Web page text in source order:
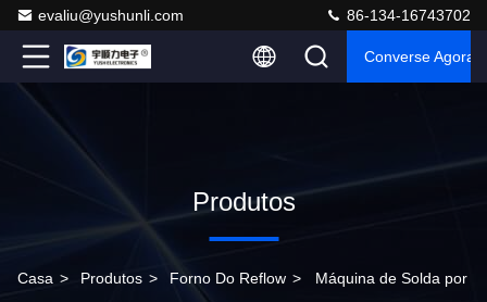
evaliu@yushunli.com 86-134-16743702
Converse Agora
Produtos
Casa > Produtos > Forno Do Reflow > Máquina de Solda por